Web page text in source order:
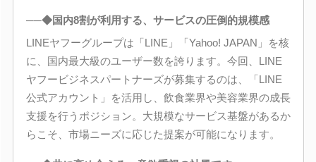
──◆国内8割が利用する、サービスの圧倒的規模感
LINEヤフーグループは「LINE」「Yahoo! JAPAN」を核
に、国内最大級のユーザー数を誇ります。今回、LINE
ヤフービジネスパートナーズが募集するのは、「LINE
公式アカウント」を活用し、飲食業界や美容業界の成長
支援を行うポジション。大規模なサービス基盤があるか
らこそ、市場ニーズに応じた提案が可能になります。